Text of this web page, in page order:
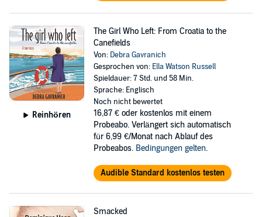
Reinhören
The Girl Who Left: From Croatia to the
Canefields
Von: Debra Gavranich
Gesprochen von: Ella Watson Russell
Spieldauer: 7 Std. und 58 Min.
Sprache: Englisch
Noch nicht bewertet
16,87 € oder kostenlos mit einem
Probeabo. Verlängert sich automatisch
für 6,99 €/Monat nach Ablauf des
Probeabos. Bedingungen gelten.
Audible Standard kostenlos testen
Smacked